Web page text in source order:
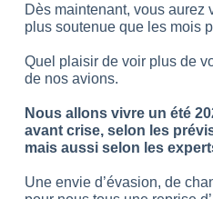
Dès maintenant, vous aurez
plus soutenue que les mois
Quel plaisir de voir plus de
de nos avions.
Nous allons vivre un été
avant crise, selon les
mais aussi selon les
Une envie d’évasion, de